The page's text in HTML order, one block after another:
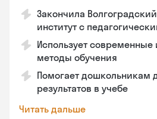
Закончила
институт с
Использует
методы обучения
Помогает дошкольникам
результатов в учебе
Читать дальше